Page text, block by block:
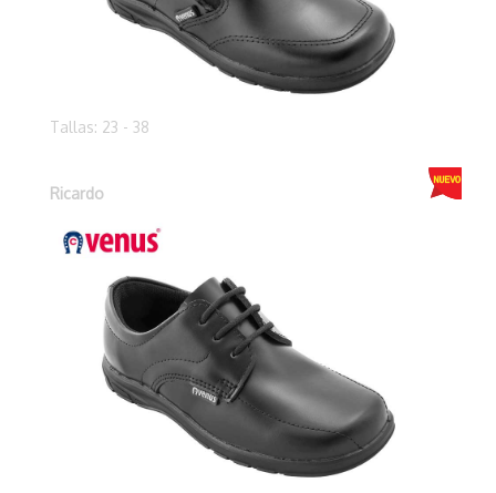
Tallas: 23 - 38
Ricardo